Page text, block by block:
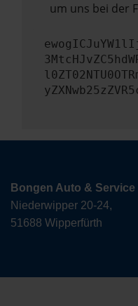
um uns bei der
Bongen Auto & Service
Niederwipper 20-24,
51688 Wipperfürth